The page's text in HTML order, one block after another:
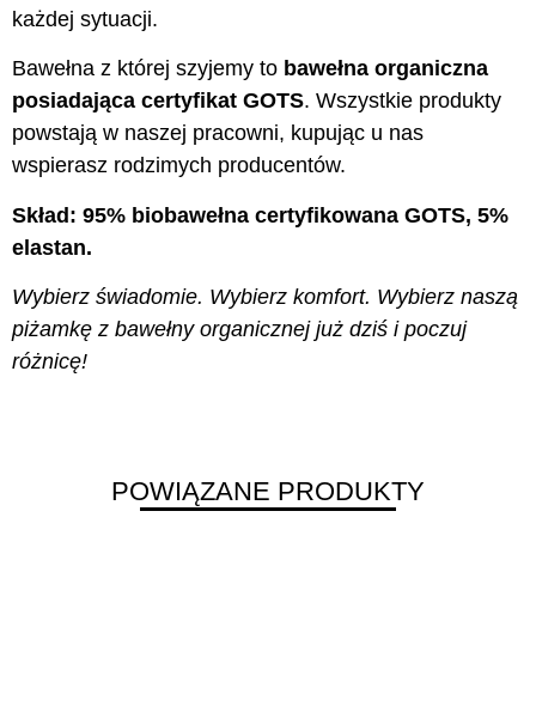
każdej sytuacji.
Bawełna z której szyjemy to bawełna organiczna
posiadająca certyfikat GOTS. Wszystkie produkty
powstają w naszej pracowni, kupując u nas
wspierasz rodzimych producentów.
Skład: 95% biobawełna certyfikowana GOTS, 5%
elastan.
Wybierz świadomie. Wybierz komfort. Wybierz naszą
piżamkę z bawełny organicznej już dziś i poczuj
różnicę!
POWIĄZANE PRODUKTY